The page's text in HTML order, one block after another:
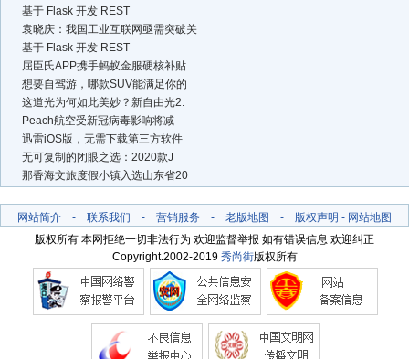
基于 Flask 开发 REST
袁晓庆：我国工业互联网亟需突破关
基于 Flask 开发 REST
屈臣氏APP携手蚂蚁金服硬核补贴
想要自驾游，哪款SUV能满足你的
这道光为何如此美妙？新自由光2.
Peach航空受新冠病毒影响将减
迅雷iOS版，无需下载第三方软件
无可复制的闭眼之选：2020款J
那香海文旅度假小镇入选山东省20
网站简介 - 联系我们 - 营销服务 - 老版地图 - 版权声明 - 网站地图
版权所有 本网拒绝一切非法行为 欢迎监督举报 如有错误信息 欢迎纠正
Copyright.2002-2019 秀尚街版权所有